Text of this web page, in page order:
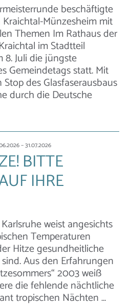
beschäftigte
Münzesheim mit
Themen Im Rathaus der
im Stadtteil
Juli die jüngste
Gemeindetags statt. Mit
des Glasfaserausbaus
durch die Deutsche
– 31.07.2026
BITTE
IHRE
weist angesichts
Temperaturen
Hitze gesundheitliche
Aus den Erfahrungen
2003 weiß
die fehlende nächtliche
tropischen Nächten …